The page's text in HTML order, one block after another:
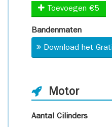
Toevoegen €5
Bandenmaten
Download het
Motor
Aantal Cilinders